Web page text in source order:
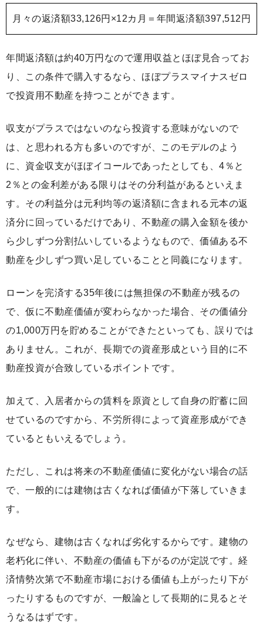
月々の返済額33,126円×12カ月＝年間返済額397,512円
年間返済額は約40万円なので運用収益とほぼ見合ってお
り、この条件で購入するなら、ほぼプラスマイナスゼロ
で投資用不動産を持つことができます。
収支がプラスではないのなら投資する意味がないので
は、と思われる方も多いのですが、このモデルのよう
に、資金収支がほぼイコールであったとしても、4％と
2％との金利差がある限りはその分利益があるといえま
す。その利益分は元利均等の返済額に含まれる元本の返
済分に回っているだけであり、不動産の購入金額を後か
ら少しずつ分割払いしているようなもので、価値ある不
動産を少しずつ買い足していることと同義になります。
ローンを完済する35年後には無担保の不動産が残るの
で、仮に不動産価値が変わらなかった場合、その価値分
の1,000万円を貯めることができたといっても、誤りでは
ありません。これが、長期での資産形成という目的に不
動産投資が合致しているポイントです。
加えて、入居者からの賃料を原資として自身の貯蓄に回
せているのですから、不労所得によって資産形成ができ
ているともいえるでしょう。
ただし、これは将来の不動産価値に変化がない場合の話
で、一般的には建物は古くなれば価値が下落していきま
す。
なぜなら、建物は古くなれば劣化するからです。建物の
老朽化に伴い、不動産の価値も下がるのが定説です。経
済情勢次第で不動産市場における価値も上がったり下が
ったりするものですが、一般論として長期的に見るとそ
うなるはずです。